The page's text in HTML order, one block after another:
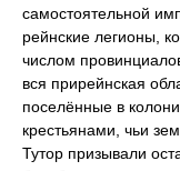
самостоятельной
рейнские легионы,
числом
вся прирейнская
поселённые в
крестьянами, чьи
Тутор призывали